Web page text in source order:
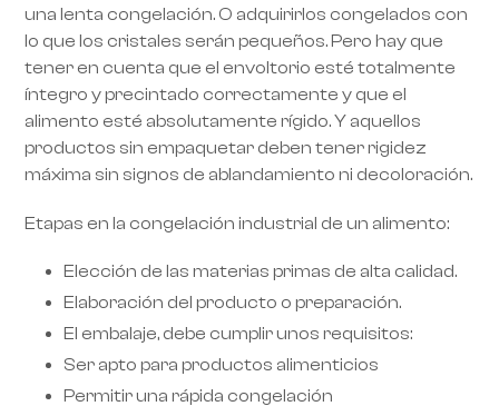
una lenta congelación. O adquirirlos congelados con
lo que los cristales serán pequeños. Pero hay que
tener en cuenta que el envoltorio esté totalmente
íntegro y precintado correctamente y que el
alimento esté absolutamente rígido. Y aquellos
productos sin empaquetar deben tener rigidez
máxima sin signos de ablandamiento ni decoloración.
Etapas en la congelación industrial de un alimento:
Elección de las materias primas de alta calidad.
Elaboración del producto o preparación.
El embalaje, debe cumplir unos requisitos:
Ser apto para productos alimenticios
Permitir una rápida congelación